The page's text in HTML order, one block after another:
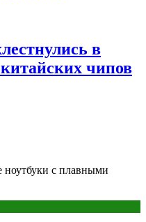
в
чипов
с плавными